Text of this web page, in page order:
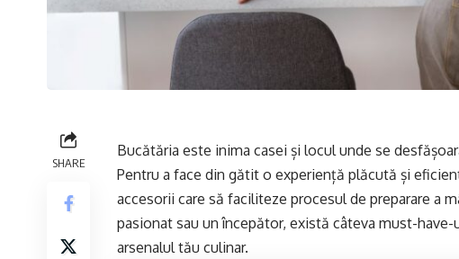
SHARE
Bucătăria este inima casei și locul unde se
Pentru a face din gătit o experiență plăcută și
accesorii care să faciliteze procesul de preparare a
pasionat sau un începător, există câteva must-
arsenalul tău culinar.